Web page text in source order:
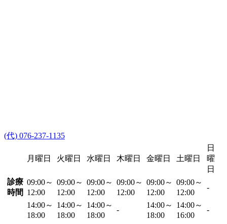
(代) 076-237-1135
月曜日 火曜日 水曜日 木曜日 金曜日 土曜日
日
曜
日
診療
時間
09:00～
12:00
09:00～
12:00
09:00～
12:00
09:00～
12:00
09:00～
12:00
09:00～
12:00
-
14:00～
18:00
14:00～
18:00
14:00～
18:00
-
14:00～
18:00
14:00～
16:00
-